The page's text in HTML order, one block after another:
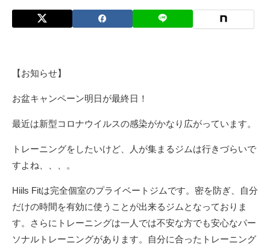
【お知らせ】
お盆キャンペーン明日が最終日！
最近は新型コロナウイルスの感染がかなり広がっています。
トレーニングをしたいけど、人が集まるジムは行きづらいで
すよね、、、。
Hiils Fitは完全個室のプライベートジムです。密を防ぎ、自分
だけの時間を有効に使うことが出来るジムとなっておりま
す。さらにトレーニングは一人では不安な方でも安心なパー
ソナルトレーニングがあります。自分に合ったトレーニング